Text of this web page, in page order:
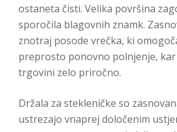
ostaneta čisti. Velika površina
sporočila blagovnih znamk.
znotraj posode vrečka, ki
preprosto ponovno polnjenje, kar
trgovini zelo priročno.
Držala za stekleničke so
ustrezajo vnaprej določenim